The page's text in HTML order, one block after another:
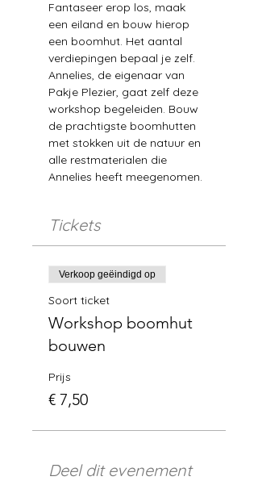
Fantaseer erop los, maak
een eiland en bouw hierop
een boomhut. Het aantal
verdiepingen bepaal je zelf.
Annelies, de eigenaar van
Pakje Plezier, gaat zelf deze
workshop begeleiden. Bouw
de prachtigste boomhutten
met stokken uit de natuur en
alle restmaterialen die
Annelies heeft meegenomen.
Tickets
Verkoop geëindigd op
Soort ticket
Workshop boomhut
bouwen
Prijs
€ 7,50
Deel dit evenement